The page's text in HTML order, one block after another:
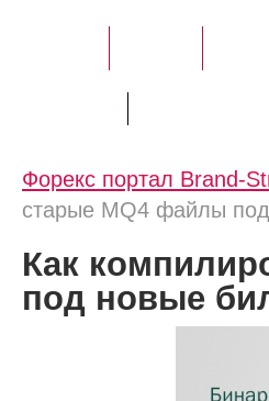
Форекс портал Brand-
старые MQ4 файлы
Как
под новые